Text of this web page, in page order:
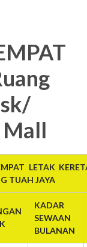
Mall
LETAK
TUAH JAYA
KADAR
SEWAAN
BULANAN